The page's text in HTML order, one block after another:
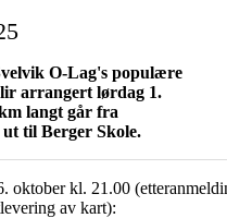
O-Lag's populære
arrangert lørdag 1.
langt går fra
til Berger Skole.
oktober kl. 21.00
av kart):